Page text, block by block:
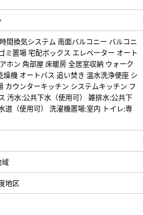
間換気システム 南面バルコニー バルコニ
ミ置場宅配ボックス エレベーター オート
ホン 角部屋 床暖房全居室収納 ウォーク
燥機 オートバス 追い焚き 温水洗浄便座 シ
カウンターキッチン システムキッチン フ
汚水:公共下水（使用可）
雑排水:公共下
道（使用可） 洗濯機置場:室内 トイレ:専
域
地区